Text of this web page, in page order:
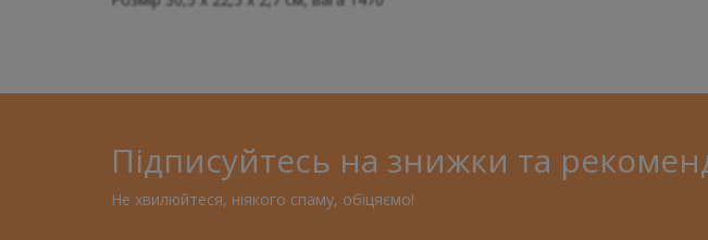
Підписуйтесь на знижки та
Не хвилюйтеся, ніякого спаму, обіцяємо!